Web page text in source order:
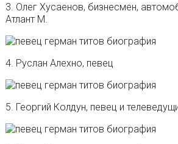
3. Олег Хусаенов, бизнесмен,
Атлант М.
4. Руслан Алехно, певец
5. Георгий Колдун, певец и